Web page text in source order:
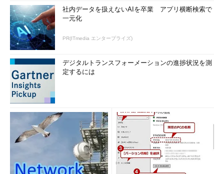
社内データを扱えないAIを卒業 アプリ横断検索で
一元化
PR(ITmedia エンタープライズ)
デジタルトランスフォーメーションの進捗状況を測
定するには